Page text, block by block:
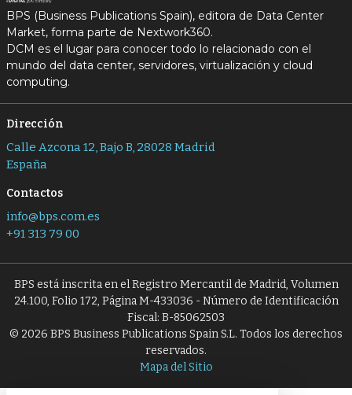
BPS (Business Publications Spain), editora de Data Center
Market, forma parte de Nextwork360.
DCM es el lugar para conocer todo lo relacionado con el
mundo del data center, servidores, virtualización y cloud
computing.
Dirección
Calle Azcona 12, Bajo B, 28028 Madrid
España
Contactos
info@bps.com.es
+91 313 79 00
BPS está inscrita en el Registro Mercantil de Madrid, Volumen
24.100, Folio 172, Página M-433036 - Número de Identificación
Fiscal: B-85062503
© 2026 BPS Business Publications Spain S.L. Todos los derechos
reservados.
Mapa del Sitio